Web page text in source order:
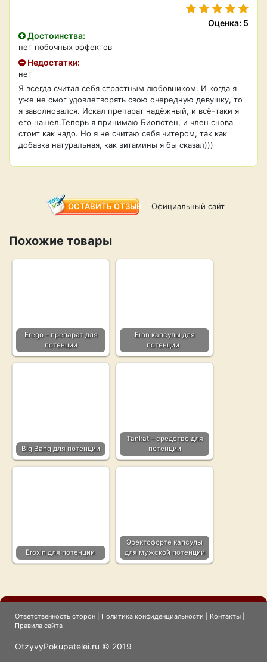
Оценка: 5
Достоинства:
нет побочных эффектов
Недостатки:
нет
Я всегда считал себя страстным любовником. И когда я
уже не смог удовлетворять свою очередную девушку, то
я заволновался. Искал препарат надёжный, и всё-таки я
его нашел.Теперь я принимаю Биопотен, и член снова
стоит как надо. Но я не считаю себя читером, так как
добавка натуральная, как витамины я бы сказал)))
ОСТАВИТЬ ОТЗЫВ Официальный сайт
Похожие товары
Erego – препарат для
потенции
Eron капсулы для
потенции
Big Bang для потенции
Tankat – средство для
потенции
Eroxin для потенции
Эректофорте капсулы
для мужской потенции
Ответственность сторон Политика конфиденциальности Контакты
Правила сайта
OtzyvyPokupatelei.ru © 2019